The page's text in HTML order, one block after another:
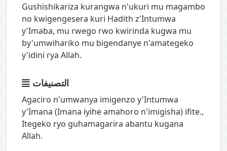
Gushishikariza kurangwa n'ukuri mu magambo
no kwigengesera kuri Hadith z'Intumwa
y'Imaba, mu rwego rwo kwirinda kugwa mu
by'umwihariko mu bigendanye n'amategeko
y'idini rya Allah.
التصنيفات
Agaciro n'umwanya imigenzo y'Intumwa
y'Imana (Imana iyihe amahoro n'imigisha) ifite.,
Itegeko ryo guhamagarira abantu kugana
Allah.